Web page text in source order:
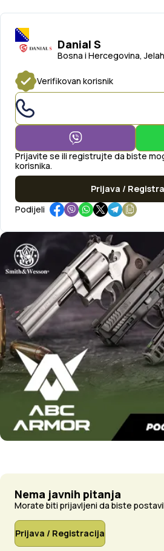
Danial S
Bosna i Hercegovina, Jelah
Verifikovan korisnik
Prijavite se ili registrujte da biste
korisnika.
Prijava /
Podijeli
Nema javnih pitanja
Morate biti prijavljeni da biste
Prijava / Registracija